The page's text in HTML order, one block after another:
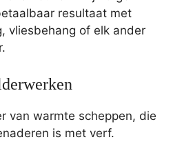
resultaat met
vliesbehang of elk ander
van warmte scheppen, die
is met verf.